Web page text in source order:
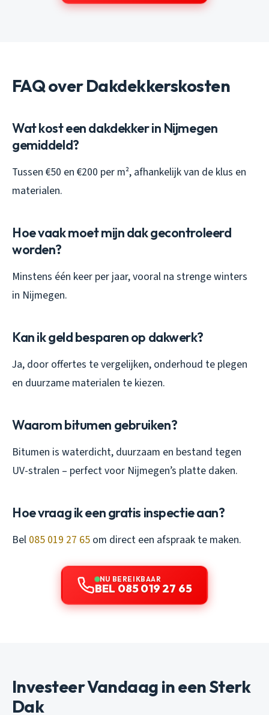
FAQ over Dakdekkerskosten
Wat kost een dakdekker in Nijmegen
gemiddeld?
Tussen €50 en €200 per m², afhankelijk van de klus en
materialen.
Hoe vaak moet mijn dak gecontroleerd
worden?
Minstens één keer per jaar, vooral na strenge winters
in Nijmegen.
Kan ik geld besparen op dakwerk?
Ja, door offertes te vergelijken, onderhoud te plegen
en duurzame materialen te kiezen.
Waarom bitumen gebruiken?
Bitumen is waterdicht, duurzaam en bestand tegen
UV-stralen – perfect voor Nijmegen’s platte daken.
Hoe vraag ik een gratis inspectie aan?
Bel 085 019 27 65 om direct een afspraak te maken.
NU BEREIKBAAR
BEL 085 019 27 65
Investeer Vandaag in een Sterk
Dak